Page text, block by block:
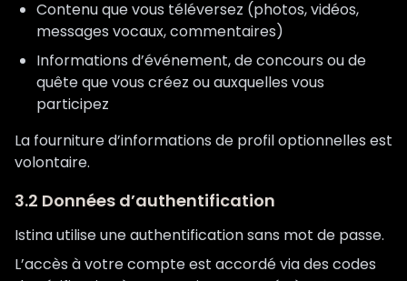
Contenu que vous téléversez (photos, vidéos,
messages vocaux, commentaires)
Informations d’événement, de concours ou de
quête que vous créez ou auxquelles vous
participez
La fourniture d’informations de profil optionnelles est
volontaire.
3.2 Données d’authentification
Istina utilise une authentification sans mot de passe.
L’accès à votre compte est accordé via des codes